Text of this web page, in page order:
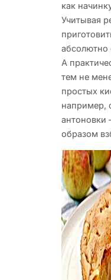
как
Учитывая
абсолютно
А
тем не
простых
например,
образом